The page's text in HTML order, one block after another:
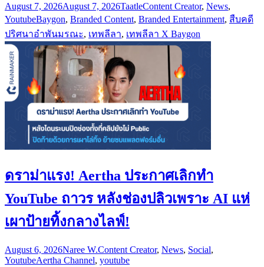
August 7, 2026August 7, 2026TaatleContent Creator, News,
YoutubeBaygon, Branded Content, Branded Entertainment, สืบคดี
ปริศนาอำพันมรณะ, เทพลีลา, เทพลีลา X Baygon
ดราม่าแรง! Aertha ประกาศเลิกทำ
YouTube ถาวร หลังช่องปลิวเพราะ AI แห่
เผาป้ายทิ้งกลางไลฟ์!
August 6, 2026Naree W.Content Creator, News, Social,
YoutubeAertha Channel, youtube